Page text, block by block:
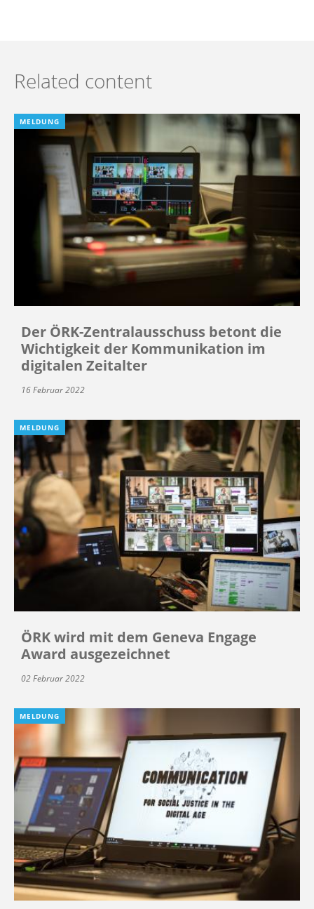
Related content
MELDUNG
Der ÖRK-Zentralausschuss betont die
Wichtigkeit der Kommunikation im
digitalen Zeitalter
16 Februar 2022
MELDUNG
ÖRK wird mit dem Geneva Engage
Award ausgezeichnet
02 Februar 2022
MELDUNG